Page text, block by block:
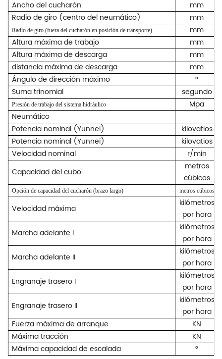
Ancho del cucharón
mm
Radio de giro (centro del neumático)
mm
Radio de giro (fuera del cucharón en posición de transporte)
mm
Altura máxima de trabajo
mm
Altura máxima de descarga
mm
distancia máxima de descarga
mm
Ángulo de dirección máximo
°
Suma trinomial
segundo
Presión de trabajo del sistema hidráulico
Mpa
Neumático
Potencia nominal (Yunnei)
kilovatios
Potencia nominal (Yunnei)
kilovatios
Velocidad nominal
r/min
Capacidad del cubo
metros
cúbicos
Opción de capacidad del cucharón (brazo largo) metros cúbicos
Velocidad máxima
kilómetros
por hora
Marcha adelante I
kilómetros
por hora
Marcha adelante II
kilómetros
por hora
Engranaje trasero I
kilómetros
por hora
Engranaje trasero II
kilómetros
por hora
Fuerza máxima de arranque
KN
Máxima tracción
KN
Máxima capacidad de escalada
°